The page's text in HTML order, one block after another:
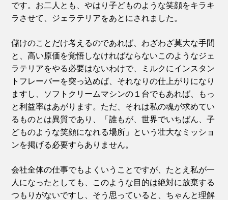
です。お二人とも、やはり子どものような笑顔をキラキ
ラさせて、ジェラテリアをあとにされました。
儲けのことだけ考えるのであれば、わざわざ莫大な手間
と、高い原価を覚悟しなければならないこのようなジェ
ラテリアをやる必要はないわけで、ミルクにインスタン
トフレーバーを突っ込めば、それなりの仕上がりになり
ますし、ソフトクリームマシンの１台でもあれば、もっ
と利益率はあがります。ただ、それは私の魂が求めてい
るものとは異質であり、「誰もが、世界でいちばん、子
どものような笑顔になれる場所」という壮大なミッショ
ンを掲げる必要すらありません。
会社全体の仕事でもよくいうことですが、たとえ私が一
人になったとしても、このような目的は絶対に放棄する
つもりがないですし、そう思っていると、ちゃんと理解